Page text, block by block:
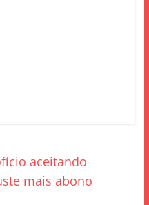
aceitando
mais abono